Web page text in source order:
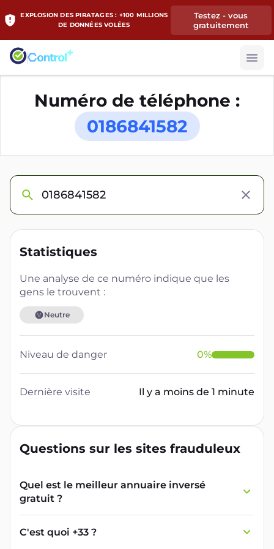
EXPLOSION DES PIRATAGES : +100 MILLIONS
DE DONNÉES VOLÉES
Testez - vous
gratuitement
Numéro de téléphone :
0186841582
Statistiques
Une analyse de ce numéro indique que les
gens le trouvent :
Neutre
Niveau de danger 0%
Dernière visite Il y a moins de 1 minute
Questions sur les sites frauduleux
Quel est le meilleur annuaire inversé
gratuit ?
France Verif inclut une fonctionnalité de
recherche de numéro inversée qui est efficace
et gratuite pour identifier les appelants
C'est quoi +33 ?
L'indicatif +33 est le code téléphonique